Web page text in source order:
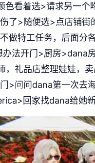
色看着选>请求另一
了>随便选>点店铺
做特工任务，后面分
法开门>厨房>dana
，礼品店整理娃娃，
>问问dana第一次去
回家找dana给她